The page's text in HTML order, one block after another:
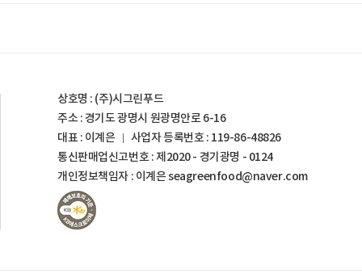
상호명 : (주)시그린푸드
주소 : 경기도 광명시 원광명안로 6-16
대표 : 이계은
사업자 등록번호 : 119-86-48826
통신판매업신고번호 : 제2020 - 경기광명 - 0124
개인정보책임자 : 이계은seagreenfood@naver.com